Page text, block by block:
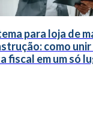
para loja de
como
fiscal em um só